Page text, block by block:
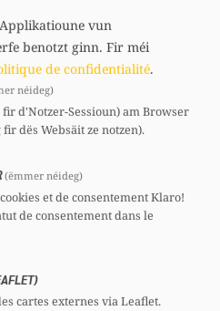
: Nord
Waarken
vun
benotzt ginn. Fir méi
de confidentialité.
néideg)
fir d'Notzer-Sessioun) am Browser
dës Websäit ze notzen).
(ëmmer néideg)
et de consentement Klaro!
de consentement dans le
cartes externes via Leaflet.